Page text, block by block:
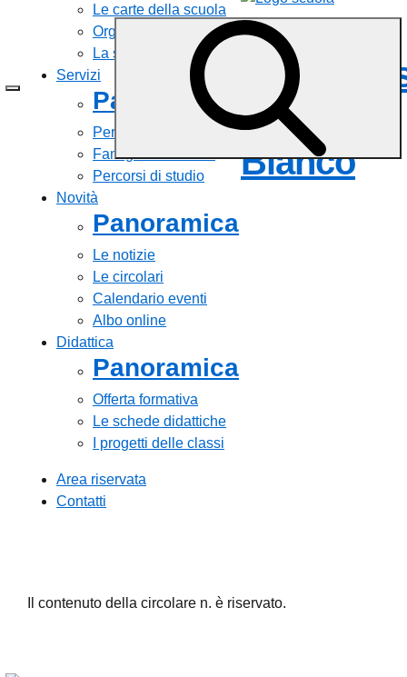
Le carte della scuola
Organizzazione
La storia
Servizi
Panoramica
Personale scolastico
Famiglie e studenti
Percorsi di studio
Novità
Panoramica
Le notizie
Le circolari
Calendario eventi
Albo online
Didattica
Panoramica
Offerta formativa
Le schede didattiche
I progetti delle classi
Area riservata
Contatti
Istituto
Via Casal
Bianco
Il contenuto della circolare n. è riservato.